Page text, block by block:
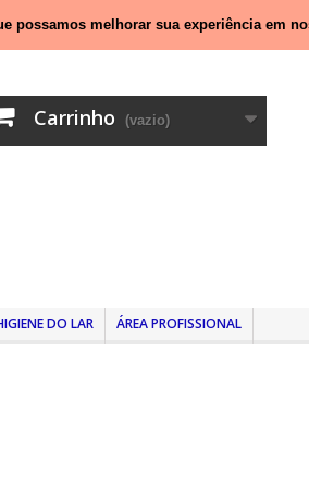
Carrinho (vazio)
DO LAR ÁREA PROFISSIONAL
possamos melhorar sua experiência em